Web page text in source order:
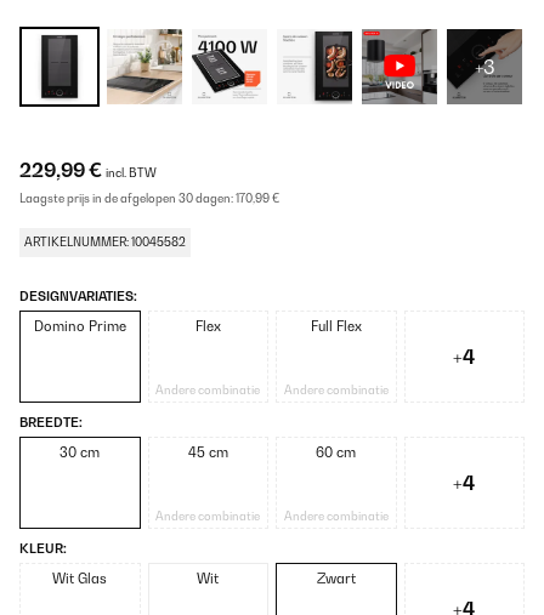
+3
229,99 € incl. BTW
Laagste prijs in de afgelopen 30 dagen:170,99 €
ARTIKELNUMMER: 10045582
DESIGNVARIATIES:
Domino Prime Flex
Andere combinatie
Full Flex
Andere combinatie
+4
BREEDTE:
30 cm 45 cm
Andere combinatie
60 cm
Andere combinatie
+4
KLEUR:
Wit Glas Wit Zwart
+4